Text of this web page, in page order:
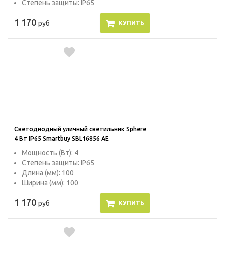
Степень защиты: IP65
1 170 руб КУПИТЬ
Светодиодный уличный светильник Sphere
4 Вт IP65 Smartbuy SBL16856 AE
Мощность (Вт): 4
Степень защиты: IP65
Длина (мм): 100
Ширина (мм): 100
1 170 руб КУПИТЬ